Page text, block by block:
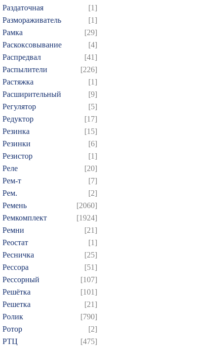
Раздаточная
[1]
Размораживатель
[1]
Рамка
[29]
Раскоксовывание
[4]
Распредвал
[41]
Распылители
[226]
Растяжка
[1]
Расширительный
[9]
Регулятор
[5]
Редуктор
[17]
Резинка
[15]
Резинки
[6]
Резистор
[1]
Реле
[20]
Рем-т
[7]
Рем.
[2]
Ремень
[2060]
Ремкомплект
[1924]
Ремни
[21]
Реостат
[1]
Ресничка
[25]
Рессора
[51]
Рессорный
[107]
Решётка
[101]
Решетка
[21]
Ролик
[790]
Ротор
[2]
РТЦ
[475]